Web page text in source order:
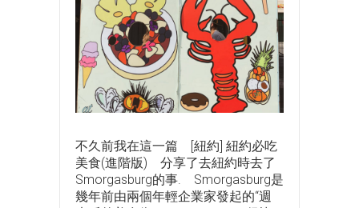
不久前我在這一篇 [紐約] 紐約必吃
美食(進階版) 分享了去紐約時去了
Smorgasburg的事. Smorgasburg是
幾年前由兩個年輕企業家發起的“週